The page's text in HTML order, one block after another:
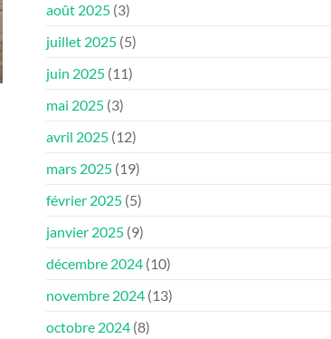
août 2025 (3)
juillet 2025 (5)
juin 2025 (11)
mai 2025 (3)
avril 2025 (12)
mars 2025 (19)
février 2025 (5)
janvier 2025 (9)
décembre 2024 (10)
novembre 2024 (13)
octobre 2024 (8)